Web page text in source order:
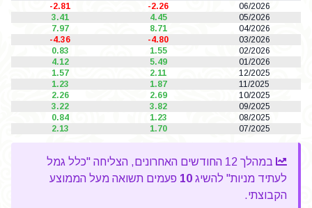
06/2026
-2.26
-2.81
05/2026
4.45
3.41
04/2026
8.71
7.97
03/2026
-4.80
-4.36
02/2026
1.55
0.83
01/2026
5.49
4.12
12/2025
2.11
1.57
11/2025
1.87
1.23
10/2025
2.69
2.26
09/2025
3.82
3.22
08/2025
1.23
0.84
07/2025
1.70
2.13
במהלך 12 החודשים האחרונים, הצליחה "כלל גמל
לעתיד מניות" להשיג 10 פעמים תשואה מעל הממוצע
הקבוצתי.